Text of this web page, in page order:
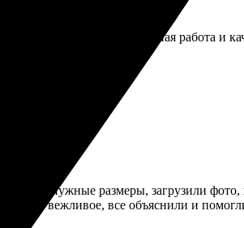
ожидания! Оперативная работа и
нужные размеры, загрузили фото,
вежливое, все объяснили и